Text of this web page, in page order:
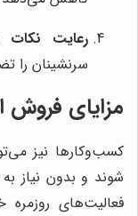
رعایت نکات
سرنشینان را
مزایای فروش
کسب‌وکارها نیز
شوند و بدون نیاز
فعالیت‌های